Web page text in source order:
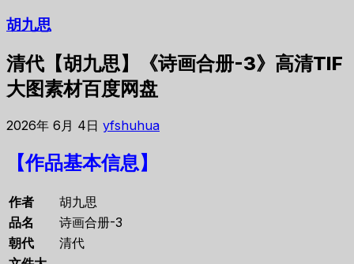
胡九思
清代【胡九思】《诗画合册-3》高清TIF
大图素材百度网盘
2026年 6月 4日 yfshuhua
【作品基本信息】
作者
胡九思
品名
诗画合册-3
朝代
清代